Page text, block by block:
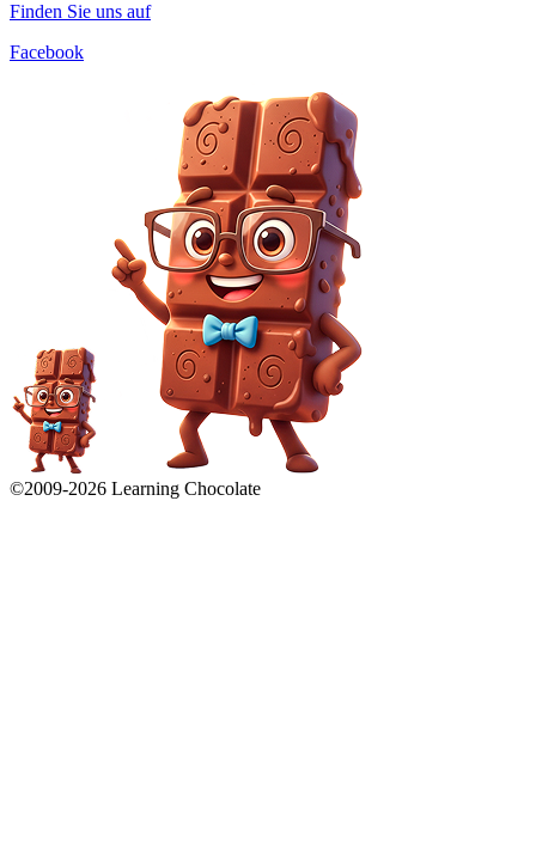
Finden Sie uns auf
Facebook
©2009-2026 Learning Chocolate